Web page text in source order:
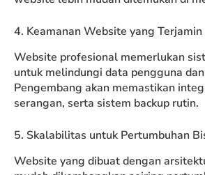
4. Keamanan Website yang Terjamin
Website profesional memerlukan
untuk melindungi data pengguna
Pengembang akan memastikan
serangan, serta sistem backup rutin.
5. Skalabilitas untuk Pertumbuhan
Website yang dibuat dengan